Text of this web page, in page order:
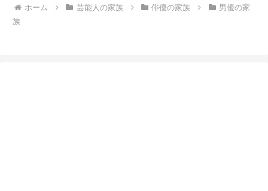
ホーム 芸能人の家族 俳優の家族
男優の家
族